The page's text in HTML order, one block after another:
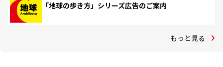
「地球の歩き方」シリーズ広告のご案内
もっと見る